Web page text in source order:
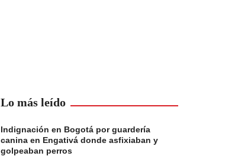
Lo más leído
Indignación en Bogotá por guardería
canina en Engativá donde asfixiaban y
golpeaban perros